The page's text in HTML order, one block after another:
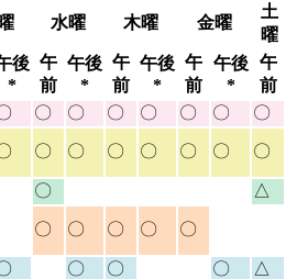
水曜 木曜 金曜
土
曜
後
*
午
前
午後
*
午
前
午後
*
午
前
午後
*
午
前
〇 〇 〇 〇 〇 〇
〇
〇 〇 〇 〇 〇 〇 〇
〇
△
〇 〇 〇 〇 〇
〇 〇 〇
△